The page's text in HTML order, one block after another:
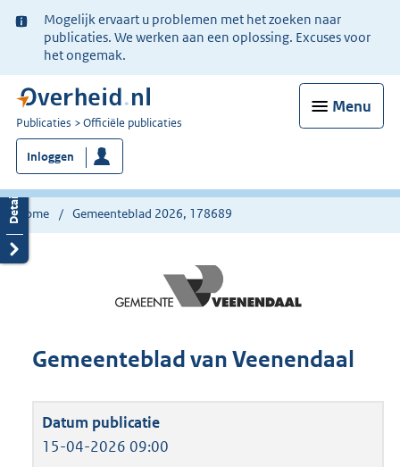
Ter
informatie:
Mogelijk ervaart u problemen met het zoeken naar
publicaties. We werken aan een oplossing. Excuses voor
het ongemak.
Menu
U
bent
nu
hier:
Publicaties Officiële publicaties
Inloggen
Home Gemeenteblad 2026, 178689
Gemeenteblad van Veenendaal
15-04-2026 09:00